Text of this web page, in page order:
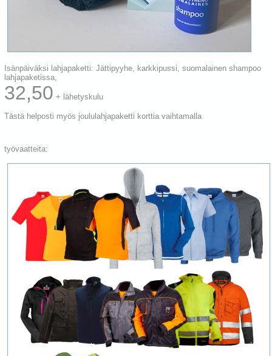
Isänpäiväksi lahjapaketti: Jättipyyhe, karkkipussi, suomalainen shampoo
lahjapaketissa,
32,50 + lähetyskulu
Tästä helposti myös joululahjapaketti korttia vaihtamalla
työvaatteita: